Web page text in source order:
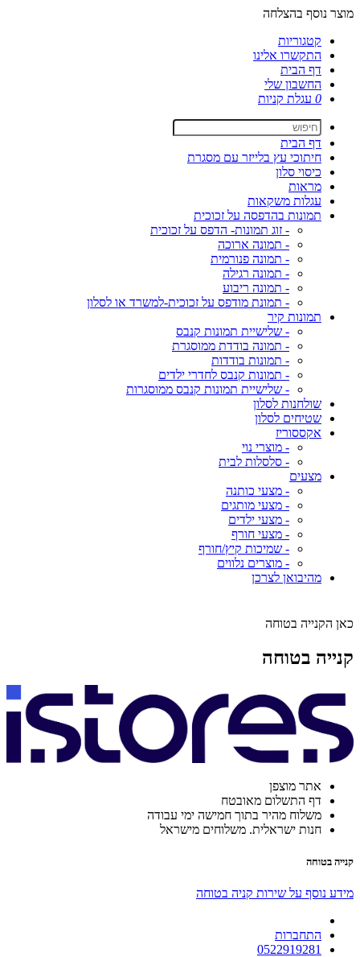
מוצר נוסף בהצלחה
קטגוריות
התקשרו אלינו
דף הבית
החשבון שלי
0 עגלת קניות
דף הבית
חיתוכי עץ בלייזר עם מסגרת
כיסוי סלון
מראות
עגלות משקאות
תמונות בהדפסה על זכוכית
- זוג תמונות- הדפס על זכוכית
- תמונה ארוכה
- תמונה פנורמית
- תמונה רגילה
- תמונה ריבוע
- תמונת מודפס על זכוכית-למשרד או לסלון
תמונות קיר
- שלישיית תמונות קנבס
- תמונה בודדת ממוסגרת
- תמונות בודדות
- תמונות קנבס לחדרי ילדים
- שלישיית תמונות קנבס ממוסגרות
שולחנות לסלון
שטיחים לסלון
אקססוריז
- מוצרי נוי
- סלסלות לבית
מצעים
- מצעי כותנה
- מצעי מותגים
- מצעי ילדים
- מצעי חורף
- שמיכות קיץ/חורף
- מוצרים נלווים
מהיבואן לצרכן
כאן הקנייה בטוחה
קנייה בטוחה
אתר מוצפן
דף התשלום מאובטח
משלוח מהיר בתוך חמישה ימי עבודה
חנות ישראלית. משלוחים מישראל
קנייה בטוחה
מידע נוסף על שירות קניה בטוחה
התחברות
0522919281